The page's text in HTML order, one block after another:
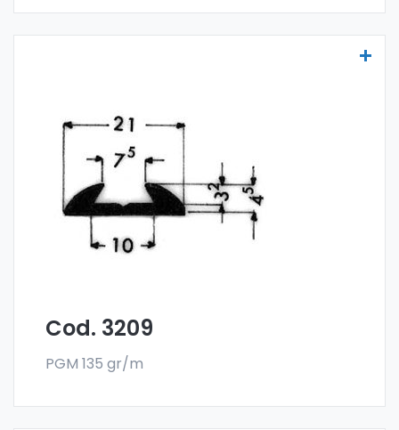
Cod. 3209
PGM 135 gr/m
Las molduras para vehículos se fabrican
con la especial aleación 6060 y se venden
en el formato en barra. El pedido mínimo es
de 300 kg.